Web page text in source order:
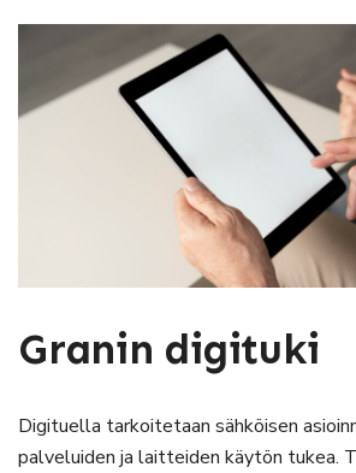
Granin digituki
Digituella tarkoitetaan sähköisen
palveluiden ja laitteiden käytön tukea.